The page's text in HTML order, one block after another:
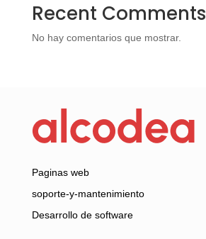
Recent Comments
No hay comentarios que mostrar.
Paginas web
soporte-y-mantenimiento
Desarrollo de software